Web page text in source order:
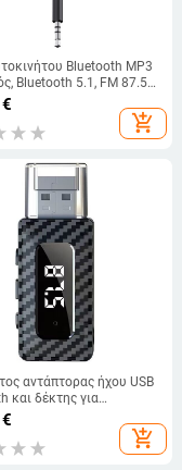
Bluetooth MP3
Bluetooth 5.1, FM 87.5–
12–24V DC
€
add_shopping_cart
αντάπτορας ήχου USB
και δέκτης για
Bluetooth 5.0 FM
87,5–108 MHz,
10 m, τροφοδοσία 5V
€
add_shopping_cart